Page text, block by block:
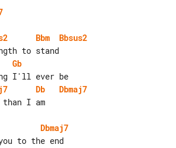
Bbm
Bbsus2
Gb
Db
Dbmaj7
Dbmaj7